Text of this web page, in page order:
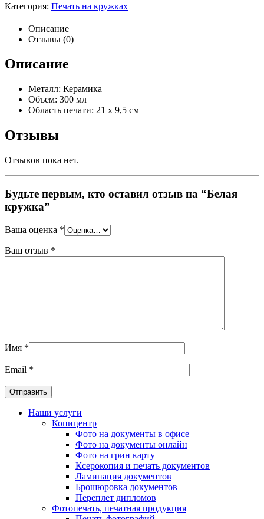
Категория: Печать на кружках
Описание
Отзывы (0)
Описание
Металл: Керамика
Объем: 300 мл
Область печати: 21 х 9,5 см
Отзывы
Отзывов пока нет.
Будьте первым, кто оставил отзыв на “Белая
кружка”
Ваша оценка *
Ваш отзыв *
Имя *
Email *
Наши услуги
Копицентр
Фото на документы в офисе
Фото на документы онлайн
Фото на грин карту
Ксерокопия и печать документов
Ламинация документов
Брошюровка документов
Переплет дипломов
Фотопечать, печатная продукция